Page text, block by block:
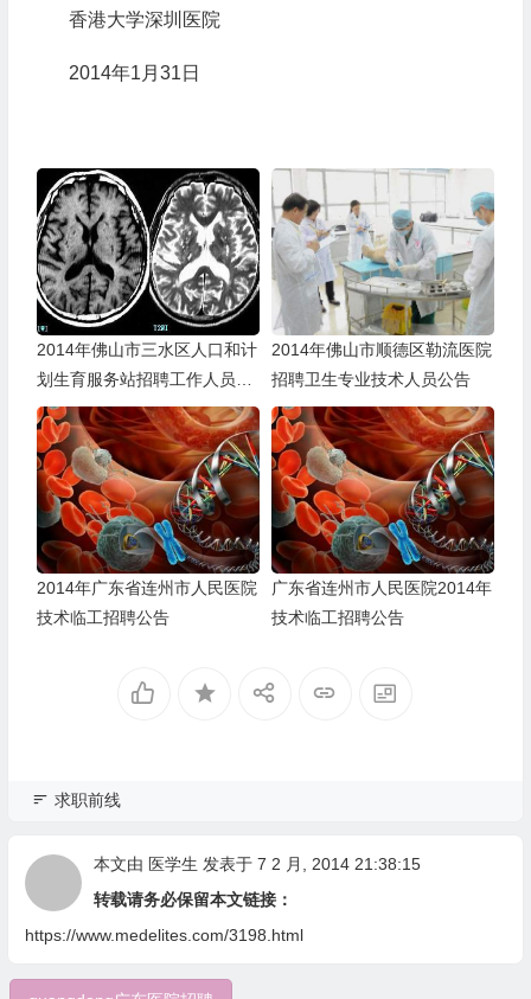
香港大学深圳医院
2014年1月31日
2014年佛山市三水区人口和计
划生育服务站招聘工作人员的
公告
2014年佛山市顺德区勒流医院
招聘卫生专业技术人员公告
2014年广东省连州市人民医院
技术临工招聘公告
广东省连州市人民医院2014年
技术临工招聘公告
求职前线
本文由 医学生 发表于 7 2 月, 2014 21:38:15
转载请务必保留本文链接：
https://www.medelites.com/3198.html